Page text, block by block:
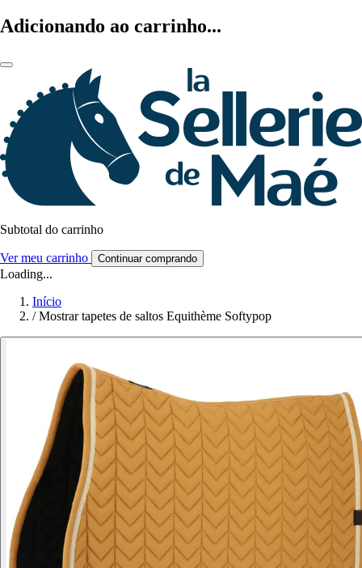
Adicionando ao carrinho...
Subtotal do carrinho
Ver meu carrinho Continuar comprando
Loading...
Início
/ Mostrar tapetes de saltos Equithème Softypop